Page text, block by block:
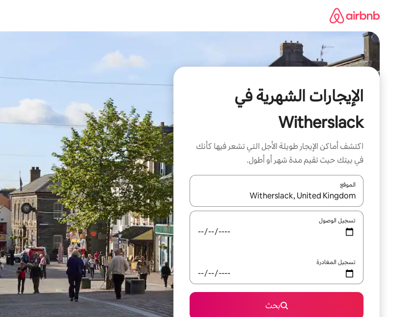
الإيجارات الشهرية في
Witherslack
اكتشف أماكن الإيجار طويلة الأجل التي تشعر فيها كأنك
في بيتك حيث تقيم مدة شهر أو أطول.
الموقع
عند توفر النتائج، انتقل باستخدام السهمين لأعلى ولأسفل أو استكشف عن طريق اللمس أو السحب.
تسجيل الوصول
تسجيل المغادرة
بحث